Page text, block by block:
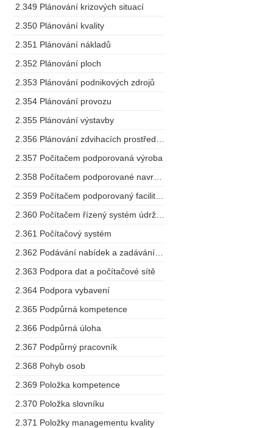
2.349 Plánování krizových situací
2.350 Plánování kvality
2.351 Plánování nákladů
2.352 Plánování ploch
2.353 Plánování podnikových zdrojů
2.354 Plánování provozu
2.355 Plánování výstavby
2.357 Počítačem podporovaná výroba
2.361 Počítačový systém
2.363 Podpora dat a počítačové sítě
2.364 Podpora vybavení
2.365 Podpůrná kompetence
2.366 Podpůrná úloha
2.367 Podpůrný pracovník
2.368 Pohyb osob
2.369 Položka kompetence
2.370 Položka slovníku
2.371 Položky managementu kvality